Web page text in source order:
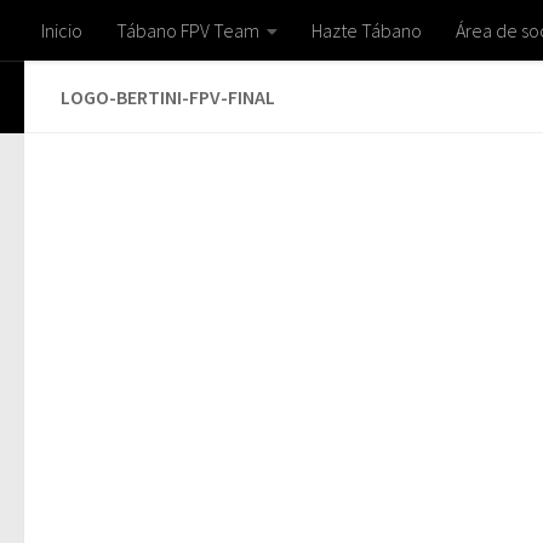
Saltar al contenido
Inicio Tábano FPV Team Hazte Tábano Área de
LOGO-BERTINI-FPV-FINAL